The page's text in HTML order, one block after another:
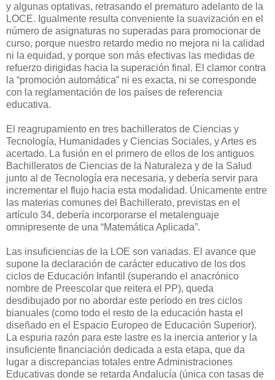
y algunas optativas, retrasando el prematuro adelanto de la
LOCE. Igualmente resulta conveniente la suavización en el
número de asignaturas no superadas para promocionar de
curso, porque nuestro retardo medio no mejora ni la calidad
ni la equidad, y porque son más efectivas las medidas de
refuerzo dirigidas hacia la superación final. El clamor contra
la “promoción automática” ni es exacta, ni se corresponde
con la reglamentación de los países de referencia
educativa.
El reagrupamiento en tres bachilleratos de Ciencias y
Tecnología, Humanidades y Ciencias Sociales, y Artes es
acertado. La fusión en el primero de ellos de los antiguos
Bachilleratos de Ciencias de la Naturaleza y de la Salud
junto al de Tecnología era necesaria, y debería servir para
incrementar el flujo hacia esta modalidad. Únicamente entre
las materias comunes del Bachillerato, previstas en el
artículo 34, debería incorporarse el metalenguaje
omnipresente de una “Matemática Aplicada”.
Las insuficiencias de la LOE son variadas. El avance que
supone la declaración de carácter educativo de los dos
ciclos de Educación Infantil (superando el anacrónico
nombre de Preescolar que reitera el PP), queda
desdibujado por no abordar este período en tres ciclos
bianuales (como todo el resto de la educación hasta el
diseñado en el Espacio Europeo de Educación Superior).
La espuria razón para este lastre es la inercia anterior y la
insuficiente financiación dedicada a esta etapa, que da
lugar a discrepancias totales entre Administraciones
Educativas donde se retarda Andalucía (única con tasas de